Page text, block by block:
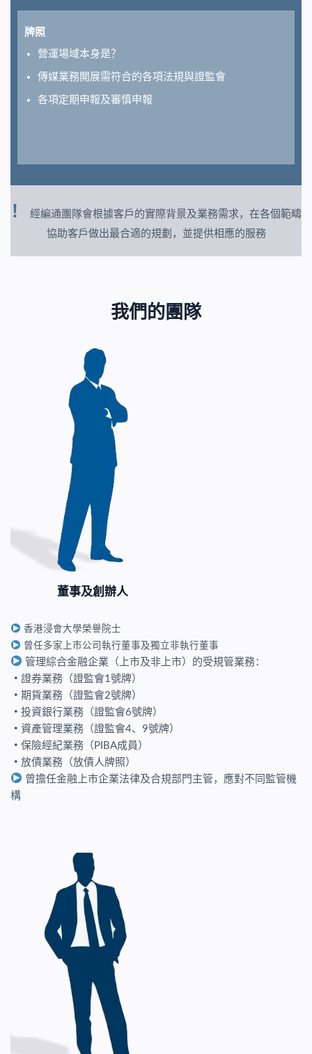
牌照
營運場域本身是？
傳媒業務開展需符合的各項法規與證監會
各項定期申報及審慎申報
！
經編通團隊會根據客戶的實際背景及業務需求，在各個範疇
協助客戶做出最合適的規劃，並提供相應的服務
我們的團隊
董事及創辦人
香港浸會大學榮譽院士
曾任多家上市公司執行董事及獨立非執行董事
管理綜合金融企業（上市及非上市）的受規管業務：
・ 證券業務（證監會1號牌）
・ 期貨業務（證監會2號牌）
・ 投資銀行業務（證監會6號牌）
・ 資產管理業務（證監會4、9號牌）
・ 保險經紀業務（PIBA成員）
・ 放債業務（放債人牌照）
曾擔任金融上市企業法律及合規部門主管，應對不同監管機
構